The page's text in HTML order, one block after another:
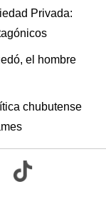
Privada:
el hombre
chubutense